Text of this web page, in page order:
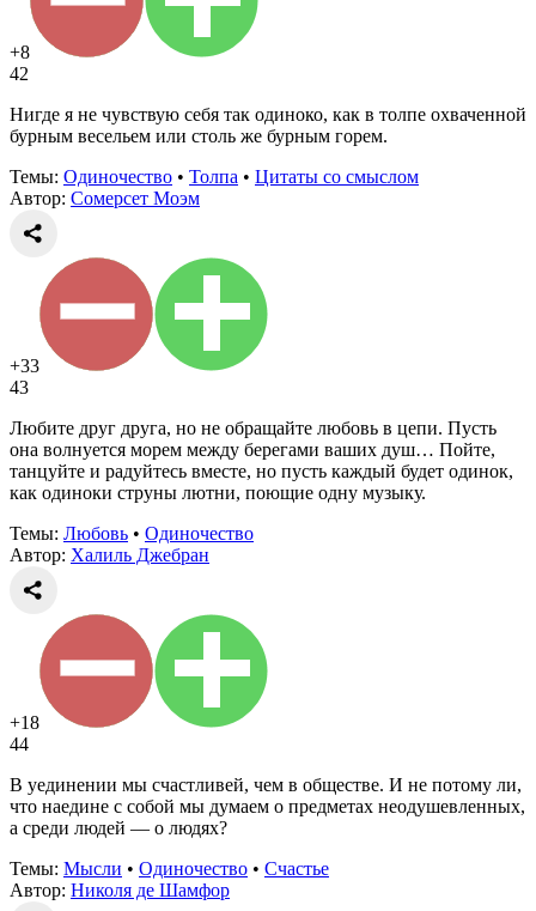
+8
42
Нигде я не чувствую себя так одиноко, как в толпе охваченной
бурным весельем или столь же бурным горем.
Темы: Одиночество • Толпа • Цитаты со смыслом
Автор: Сомерсет Моэм
+33
43
Любите друг друга, но не обращайте любовь в цепи. Пусть
она волнуется морем между берегами ваших душ… Пойте,
танцуйте и радуйтесь вместе, но пусть каждый будет одинок,
как одиноки струны лютни, поющие одну музыку.
Темы: Любовь • Одиночество
Автор: Халиль Джебран
+18
44
В уединении мы счастливей, чем в обществе. И не потому ли,
что наедине с собой мы думаем о предметах неодушевленных,
а среди людей — о людях?
Темы: Мысли • Одиночество • Счастье
Автор: Николя де Шамфор